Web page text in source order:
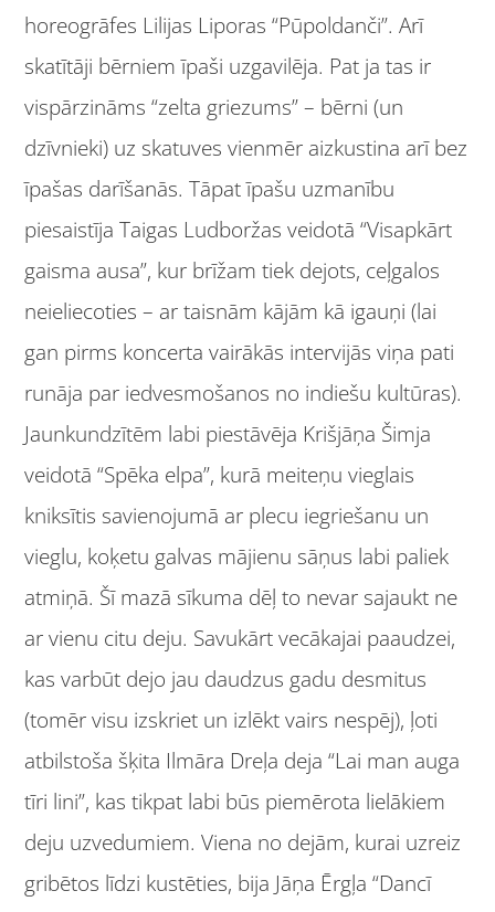
horeogrāfes Lilijas Liporas “Pūpoldanči”. Arī
skatītāji bērniem īpaši uzgavilēja. Pat ja tas ir
vispārzināms “zelta griezums” – bērni (un
dzīvnieki) uz skatuves vienmēr aizkustina arī bez
īpašas darīšanās. Tāpat īpašu uzmanību
piesaistīja Taigas Ludboržas veidotā “Visapkārt
gaisma ausa”, kur brīžam tiek dejots, ceļgalos
neieliecoties – ar taisnām kājām kā igauņi (lai
gan pirms koncerta vairākās intervijās viņa pati
runāja par iedvesmošanos no indiešu kultūras).
Jaunkundzītēm labi piestāvēja Krišjāņa Šimja
veidotā “Spēka elpa”, kurā meiteņu vieglais
kniksītis savienojumā ar plecu iegriešanu un
vieglu, koķetu galvas mājienu sāņus labi paliek
atmiņā. Šī mazā sīkuma dēļ to nevar sajaukt ne
ar vienu citu deju. Savukārt vecākajai paaudzei,
kas varbūt dejo jau daudzus gadu desmitus
(tomēr visu izskriet un izlēkt vairs nespēj), ļoti
atbilstoša šķita Ilmāra Dreļa deja “Lai man auga
tīri lini”, kas tikpat labi būs piemērota lielākiem
deju uzvedumiem. Viena no dejām, kurai uzreiz
gribētos līdzi kustēties, bija Jāņa Ērgļa “Dancī